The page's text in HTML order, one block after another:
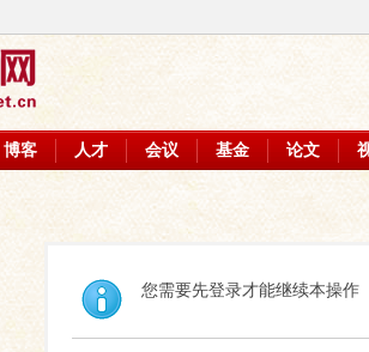
博客 人才 会议 基金 论文
您需要先登录才能继续本操作